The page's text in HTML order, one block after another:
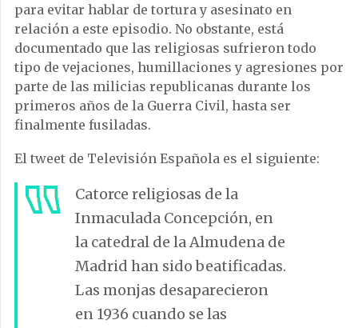
para evitar hablar de tortura y asesinato en
relación a este episodio. No obstante, está
documentado que las religiosas sufrieron todo
tipo de vejaciones, humillaciones y agresiones por
parte de las milicias republicanas durante los
primeros años de la Guerra Civil, hasta ser
finalmente fusiladas.
El tweet de Televisión Española es el siguiente:
Catorce religiosas de la
Inmaculada Concepción, en
la catedral de la Almudena de
Madrid han sido beatificadas.
Las monjas desaparecieron
en 1936 cuando se las